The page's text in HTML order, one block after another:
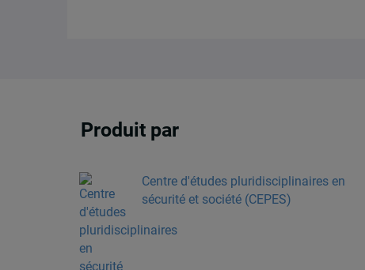
Produit par
Centre d'études pluridisciplinaires en
sécurité et société (CEPES)